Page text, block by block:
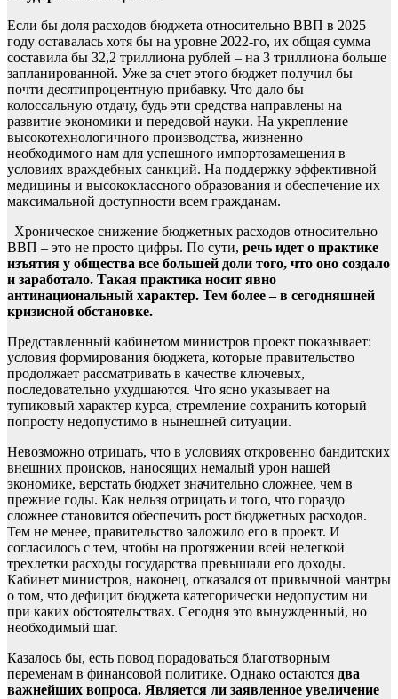
Если бы доля расходов бюджета относительно ВВП в 2025
году оставалась хотя бы на уровне 2022-го, их общая сумма
составила бы 32,2 триллиона рублей – на 3 триллиона больше
запланированной. Уже за счет этого бюджет получил бы
почти десятипроцентную прибавку. Что дало бы
колоссальную отдачу, будь эти средства направлены на
развитие экономики и передовой науки. На укрепление
высокотехнологичного производства, жизненно
необходимого нам для успешного импортозамещения в
условиях враждебных санкций. На поддержку эффективной
медицины и высококлассного образования и обеспечение их
максимальной доступности всем гражданам.
Хроническое снижение бюджетных расходов относительно
ВВП – это не просто цифры. По сути, речь идет о практике
изъятия у общества все большей доли того, что оно создало
и заработало. Такая практика носит явно
антинациональный характер. Тем более – в сегодняшней
кризисной обстановке.
Представленный кабинетом министров проект показывает:
условия формирования бюджета, которые правительство
продолжает рассматривать в качестве ключевых,
последовательно ухудшаются. Что ясно указывает на
тупиковый характер курса, стремление сохранить который
попросту недопустимо в нынешней ситуации.
Невозможно отрицать, что в условиях откровенно бандитских
внешних происков, наносящих немалый урон нашей
экономике, верстать бюджет значительно сложнее, чем в
прежние годы. Как нельзя отрицать и того, что гораздо
сложнее становится обеспечить рост бюджетных расходов.
Тем не менее, правительство заложило его в проект. И
согласилось с тем, чтобы на протяжении всей нелегкой
трехлетки расходы государства превышали его доходы.
Кабинет министров, наконец, отказался от привычной мантры
о том, что дефицит бюджета категорически недопустим ни
при каких обстоятельствах. Сегодня это вынужденный, но
необходимый шаг.
Казалось бы, есть повод порадоваться благотворным
переменам в финансовой политике. Однако остаются два
важнейших вопроса. Является ли заявленное увеличение